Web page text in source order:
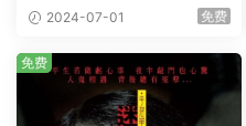
S-HD MA5.1-shhaclm@CHD
2024-07-01 免费
免费